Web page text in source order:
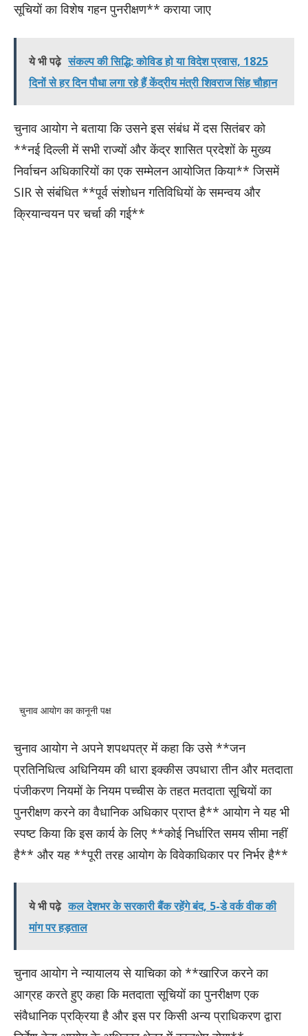
सूचियों का विशेष गहन पुनरीक्षण** कराया जाए
ये भी पढ़े संकल्प की सिद्धि: कोविड हो या विदेश प्रवास, 1825
दिनों से हर दिन पौधा लगा रहे हैं केंद्रीय मंत्री शिवराज सिंह चौहान
चुनाव आयोग ने बताया कि उसने इस संबंध में दस सितंबर को
**नई दिल्ली में सभी राज्यों और केंद्र शासित प्रदेशों के मुख्य
निर्वाचन अधिकारियों का एक सम्मेलन आयोजित किया** जिसमें
SIR से संबंधित **पूर्व संशोधन गतिविधियों के समन्वय और
क्रियान्वयन पर चर्चा की गई**
चुनाव आयोग का कानूनी पक्ष
चुनाव आयोग ने अपने शपथपत्र में कहा कि उसे **जन
प्रतिनिधित्व अधिनियम की धारा इक्कीस उपधारा तीन और मतदाता
पंजीकरण नियमों के नियम पच्चीस के तहत मतदाता सूचियों का
पुनरीक्षण करने का वैधानिक अधिकार प्राप्त है** आयोग ने यह भी
स्पष्ट किया कि इस कार्य के लिए **कोई निर्धारित समय सीमा नहीं
है** और यह **पूरी तरह आयोग के विवेकाधिकार पर निर्भर है**
ये भी पढ़े कल देशभर के सरकारी बैंक रहेंगे बंद, 5-डे वर्क वीक की
मांग पर हड़ताल
चुनाव आयोग ने न्यायालय से याचिका को **खारिज करने का
आग्रह करते हुए कहा कि मतदाता सूचियों का पुनरीक्षण एक
संवैधानिक प्रक्रिया है और इस पर किसी अन्य प्राधिकरण द्वारा